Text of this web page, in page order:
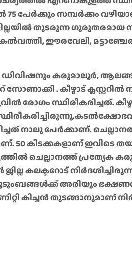
പേർക്കും സമ്പര്‍ക്കം
തുടരുന്ന ഗുരുതരമായ
ഈരവേലി,
കരുമാലൂര്‍,
. കീഴ്മാട്
രോഗം സ്ഥിരീകരിച്ചത്.
നാലു പേര്‍ക്കാണ്.
50 കിടക്കകളാണ് ഇവിടെ
ചെല്ലാനത്ത് പ്രത്യേക
കലക്ടറോട്
അരിയും
കിച്ചന്‍ തുടങ്ങാനുമാണ്